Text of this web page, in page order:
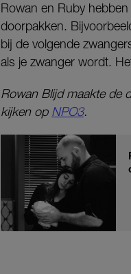
Rowan en Ruby
doorpakken.
bij de volgende
als je zwanger wordt.
Rowan Blijd maakte de
kijken op NPO3.